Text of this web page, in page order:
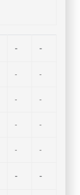
- -
- -
- -
- -
- -
- -